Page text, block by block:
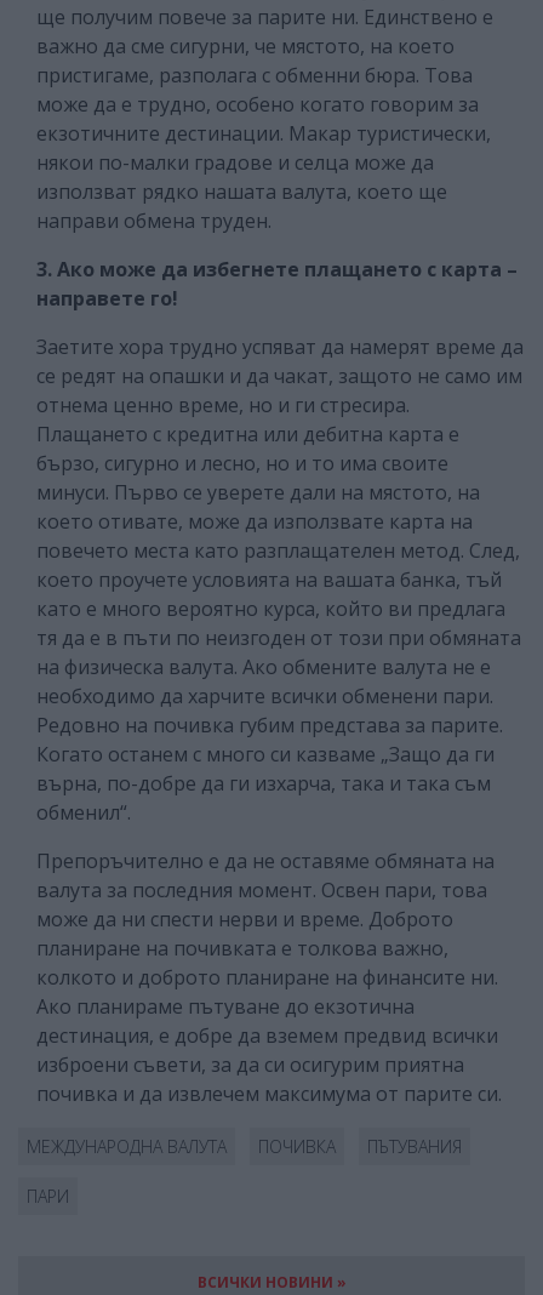
ще получим повече за парите ни. Единствено е
важно да сме сигурни, че мястото, на което
пристигаме, разполага с обменни бюра. Това
може да е трудно, особено когато говорим за
екзотичните дестинации. Макар туристически,
някои по-малки градове и селца може да
използват рядко нашата валута, което ще
направи обмена труден.
3. Ако може да избегнете плащането с карта –
направете го!
Заетите хора трудно успяват да намерят време да
се редят на опашки и да чакат, защото не само им
отнема ценно време, но и ги стресира.
Плащането с кредитна или дебитна карта е
бързо, сигурно и лесно, но и то има своите
минуси. Първо се уверете дали на мястото, на
което отивате, може да използвате карта на
повечето места като разплащателен метод. След,
което проучете условията на вашата банка, тъй
като е много вероятно курса, който ви предлага
тя да е в пъти по неизгоден от този при обмяната
на физическа валута. Ако обмените валута не е
необходимо да харчите всички обменени пари.
Редовно на почивка губим представа за парите.
Когато останем с много си казваме „Защо да ги
върна, по-добре да ги изхарча, така и така съм
обменил“.
Препоръчително е да не оставяме обмяната на
валута за последния момент. Освен пари, това
може да ни спести нерви и време. Доброто
планиране на почивката е толкова важно,
колкото и доброто планиране на финансите ни.
Ако планираме пътуване до екзотична
дестинация, е добре да вземем предвид всички
изброени съвети, за да си осигурим приятна
почивка и да извлечем максимума от парите си.
МЕЖДУНАРОДНА ВАЛУТА ПОЧИВКА ПЪТУВАНИЯ
ПАРИ
ВСИЧКИ НОВИНИ »